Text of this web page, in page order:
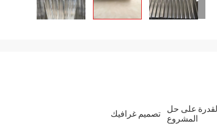
على حل
المشروع
تصميم غرافيك